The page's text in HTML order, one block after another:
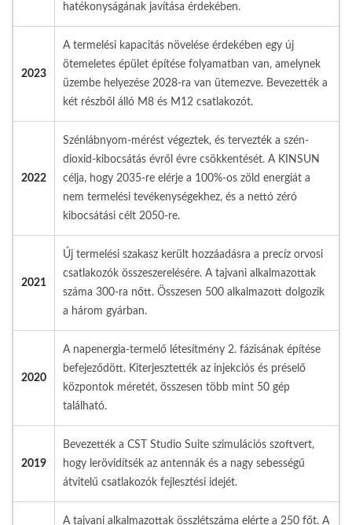
hatékonyságának javítása érdekében.
2023
A termelési kapacitás növelése érdekében egy új
ötemeletes épület építése folyamatban van, amelynek
üzembe helyezése 2028-ra van ütemezve. Bevezették a
két részből álló M8 és M12 csatlakozót.
2022
Szénlábnyom-mérést végeztek, és tervezték a szén-
dioxid-kibocsátás évről évre csökkentését. A KINSUN
célja, hogy 2035-re elérje a 100%-os zöld energiát a
nem termelési tevékenységekhez, és a nettó zéró
kibocsátási célt 2050-re.
2021
Új termelési szakasz került hozzáadásra a precíz orvosi
csatlakozók összeszerelésére. A tajvani alkalmazottak
száma 300-ra nőtt. Összesen 500 alkalmazott dolgozik
a három gyárban.
2020
A napenergia-termelő létesítmény 2. fázisának építése
befejeződött. Kiterjesztették az injekciós és préselő
központok méretét, összesen több mint 50 gép
található.
2019
Bevezették a CST Studio Suite szimulációs szoftvert,
hogy lerövidítsék az antennák és a nagy sebességű
átvitelű csatlakozók fejlesztési idejét.
A tajvani alkalmazottak összlétszáma elérte a 250 főt. A